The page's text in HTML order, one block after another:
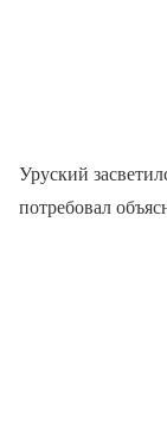
Уруский
потребовал